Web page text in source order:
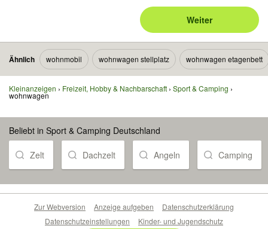
Weiter
Ähnlich wohnmobil wohnwagen stellplatz wohnwagen etagenbett
Kleinanzeigen Freizeit, Hobby & Nachbarschaft Sport & Camping
wohnwagen
Beliebt in Sport & Camping Deutschland
Zelt Dachzelt Angeln Camping
Zur Webversion Anzeige aufgeben
Datenschutzerklärung
Datenschutzeinstellungen
Kinder- und Jugendschutz